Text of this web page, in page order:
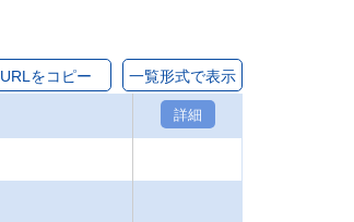
URLをコピー 一覧形式で表示
詳細